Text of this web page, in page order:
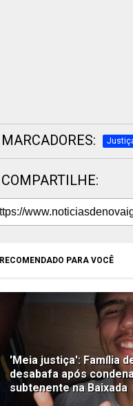
MARCADORES:
COMPARTILHE:
RECOMENDADO PARA VOCÊ
'Meia justiça': Família
desabafa após
subtenente na Baixada